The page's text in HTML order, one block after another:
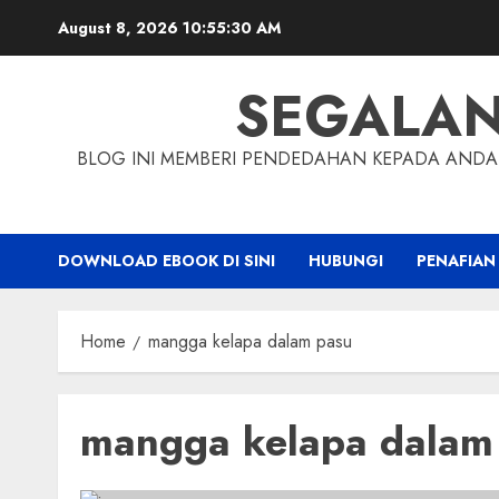
August 8, 2026 10:55:30 AM
BLOG INI MEMBERI PENDEDAHAN KEPADA
DOWNLOAD EBOOK DI SINI HUBUNGI PENAFIAN
Home mangga kelapa dalam pasu
mangga kelapa